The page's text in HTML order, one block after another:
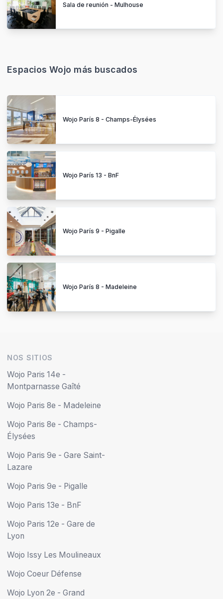
Sala de reunión - Mulhouse
Espacios Wojo más buscados
Wojo París 8 - Champs-Élysées
Wojo París 13 - BnF
Wojo París 9 - Pigalle
Wojo París 8 - Madeleine
NOS SITIOS
Wojo Paris 14e -
Montparnasse Gaîté
Wojo Paris 8e - Madeleine
Wojo Paris 8e - Champs-
Élysées
Wojo Paris 9e - Gare Saint-
Lazare
Wojo Paris 9e - Pigalle
Wojo Paris 13e - BnF
Wojo Paris 12e - Gare de
Lyon
Wojo Issy Les Moulineaux
Wojo Coeur Défense
Wojo Lyon 2e - Grand